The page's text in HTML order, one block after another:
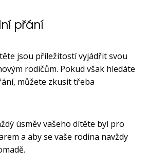
přání
jsou příležitostí vyjádřit svou
rodičům. Pokud však hledáte
můžete zkusit třeba
úsměv vašeho dítěte byl pro
a aby se vaše rodina navždy